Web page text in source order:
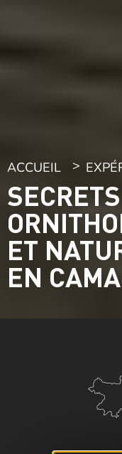
ACCUEIL
SECRETS
ET
EN